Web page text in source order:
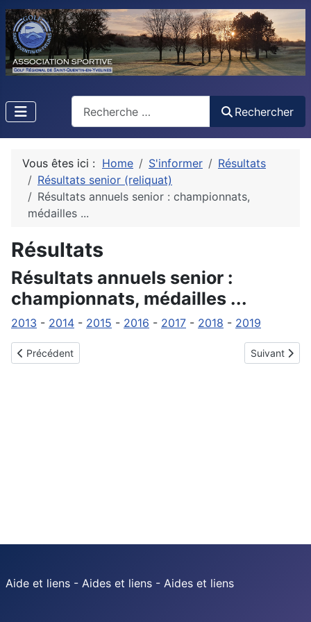
Rechercher
Vous êtes ici : Home S'informer
Résultats
Résultats senior (reliquat)
Résultats annuels senior : championnats,
médailles ...
Résultats
Résultats annuels senior :
championnats, médailles ...
2013 - 2014 - 2015 - 2016 - 2017 - 2018 - 2019
Article précédent : Chapman du 11 février
Précédent Article
Suivant
Aide et liens - Aides et liens - Aides et liens